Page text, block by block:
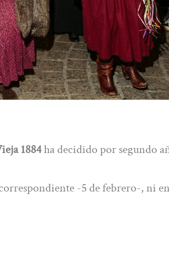
1884ha decidido por segundo
-5 de febrero-, ni